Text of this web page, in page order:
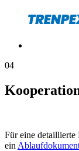
04
Für eine detaillierte
ein